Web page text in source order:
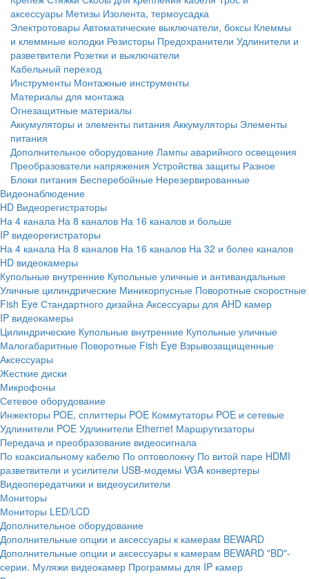
аксессуары Метизы Изолента, термоусадка
Электротовары Автоматические выключатели, боксы Клеммы
и клеммные колодки Резисторы Предохранители Удлинители и
разветвители Розетки и выключатели
Кабельный переход
Инструменты Монтажные инструменты
Материалы для монтажа
Огнезащитные материалы
Аккумуляторы и элементы питания Аккумуляторы Элементы
питания
Дополнительное оборудование Лампы аварийного освещения
Преобразователи напряжения Устройства защиты Разное
Блоки питания Бесперебойные Нерезервированные
Видеонаблюдение
HD Видеорегистраторы
На 4 канала На 8 каналов На 16 каналов и больше
IP видеорегистраторы
На 4 канала На 8 каналов На 16 каналов На 32 и более каналов
HD видеокамеры
Купольные внутренние Купольные уличные и антивандальные
Уличные цилиндрические Миникорпусные Поворотные скоростные
Fish Eye Стандартного дизайна Аксессуары для AHD камер
IP видеокамеры
Цилиндрические Купольные внутренние Купольные уличные
Малогабаритные Поворотные Fish Eye Взрывозащищенные
Аксессуары
Жесткие диски
Микрофоны
Сетевое оборудование
Инжекторы POE, сплиттеры POE Коммутаторы POE и сетевые
Удлинители POE Удлинители Ethernet Маршрутизаторы
Передача и преобразование видеосигнала
По коаксиальному кабелю По оптоволокну По витой паре HDMI
разветвители и усилители USB-модемы VGA конвертеры
Видеопередатчики и видеоусилители
Мониторы
Мониторы LED/LCD
Дополнительное оборудование
Дополнительные опции и аксессуары к камерам BEWARD
Дополнительные опции и аксессуары к камерам BEWARD "BD"-
серии. Муляжи видеокамер Программы для IP камер